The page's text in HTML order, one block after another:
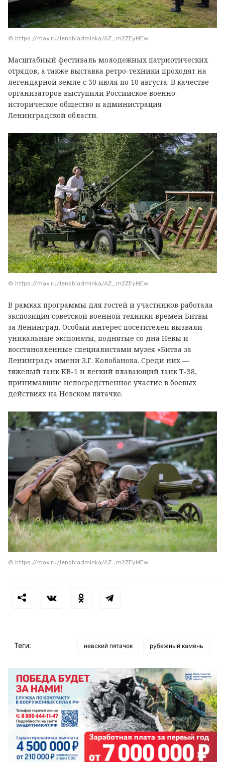
© https://max.ru/lenobladminka/AZ_m2ZEyMEw
Масштабный фестиваль молодежных патриотических
отрядов, а также выставка ретро-техники проходят на
легендарной земле с 30 июля по 10 августа. В качестве
организаторов выступили Российское военно-
историческое общество и администрация
Ленинградской области.
© https://max.ru/lenobladminka/AZ_m2ZEyMEw
В рамках программы для гостей и участников работала
экспозиция советской военной техники времен Битвы
за Ленинград. Особый интерес посетителей вызвали
уникальные экспонаты, поднятые со дна Невы и
восстановленные специалистами музея «Битва за
Ленинград» имени З.Г. Колобанова. Среди них —
тяжелый танк КВ-1 и легкий плавающий танк Т-38,
принимавшие непосредственное участие в боевых
действиях на Невском пятачке.
© https://max.ru/lenobladminka/AZ_m2ZEyMEw
Теги: невский пятачок рубежный камень